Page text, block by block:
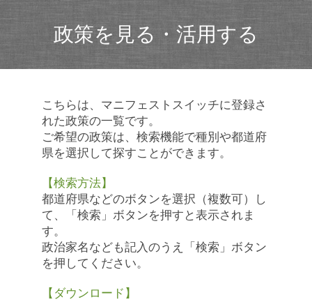
政策を見る・活用する
こちらは、マニフェストスイッチに登録さ
れた政策の一覧です。
ご希望の政策は、検索機能で種別や都道府
県を選択して探すことができます。
【検索方法】
都道府県などのボタンを選択（複数可）し
て、「検索」ボタンを押すと表示されま
す。
政治家名なども記入のうえ「検索」ボタン
を押してください。
【ダウンロード】